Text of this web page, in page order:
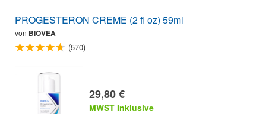
PROGESTERON CREME (2 fl oz) 59ml
von BIOVEA
(570)
29,80 €
MWST Inklusive